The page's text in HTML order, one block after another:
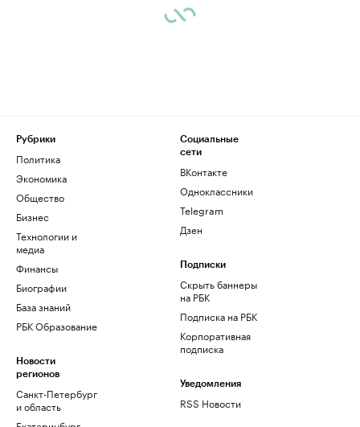
Рубрики
Политика
Экономика
Общество
Бизнес
Технологии и
медиа
Финансы
Биографии
База знаний
РБК Образование
Новости
регионов
Санкт-Петербург
и область
Социальные
сети
ВКонтакте
Одноклассники
Telegram
Дзен
Подписки
Скрыть баннеры
на РБК
Подписка на РБК
Корпоративная
подписка
Уведомления
RSS Новости